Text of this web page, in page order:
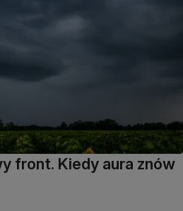
front. Kiedy aura znów